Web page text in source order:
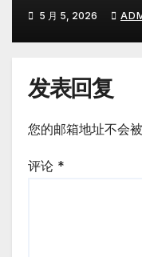
5 月 5, 2026
发表回复
您的邮箱地址不会被
评论 *